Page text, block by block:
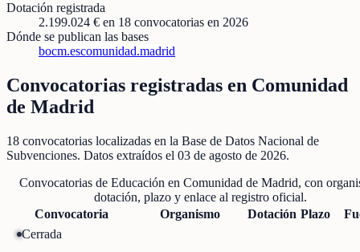
Dotación registrada
2.199.024 € en 18 convocatorias en 2026
Dónde se publican las bases
bocm.escomunidad.madrid
Convocatorias registradas en Comunidad
de Madrid
18 convocatorias localizadas en la Base de Datos Nacional de
Subvenciones. Datos extraídos el 03 de agosto de 2026.
Convocatorias de Educación en Comunidad de Madrid, con
dotación, plazo y enlace al registro oficial.
Convocatoria
Organismo Dotación Plazo
Cerrada